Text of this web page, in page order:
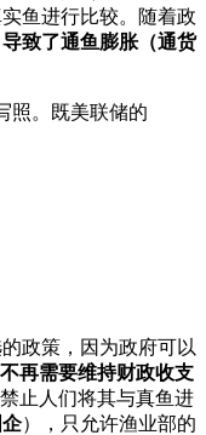
鱼进行比较。随着政
导致了通鱼膨胀（通货
照。既美联储的
政策，因为政府可以
不再需要维持财政收支
止人们将其与真鱼进
企），只允许渔业部的